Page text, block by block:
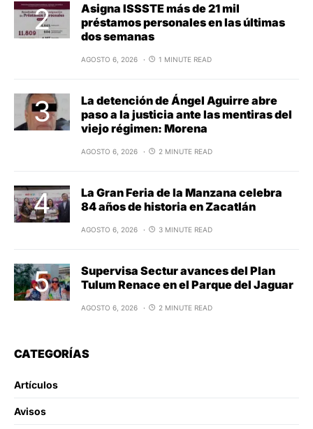
Asigna ISSSTE más de 21 mil
préstamos personales en las últimas
dos semanas
AGOSTO 6, 2026 1 MINUTE READ
La detención de Ángel Aguirre abre
paso a la justicia ante las mentiras del
viejo régimen: Morena
AGOSTO 6, 2026 2 MINUTE READ
La Gran Feria de la Manzana celebra
84 años de historia en Zacatlán
AGOSTO 6, 2026 3 MINUTE READ
Supervisa Sectur avances del Plan
Tulum Renace en el Parque del Jaguar
AGOSTO 6, 2026 2 MINUTE READ
CATEGORÍAS
Artículos
Avisos